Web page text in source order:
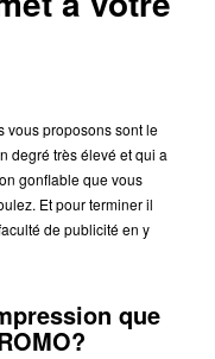
vous proposons sont le
degré très élevé et qui a
gonflable que vous
Et pour terminer il
de publicité en y
que